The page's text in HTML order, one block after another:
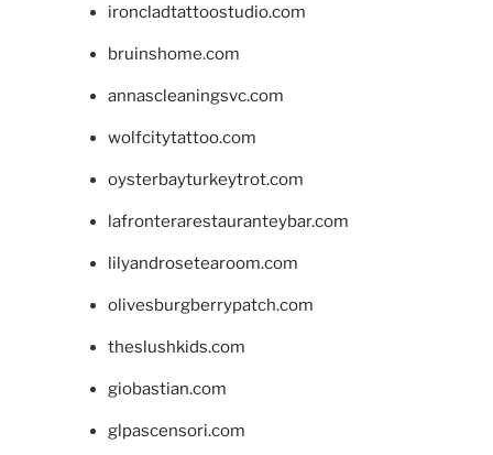
ironcladtattoostudio.com
bruinshome.com
annascleaningsvc.com
wolfcitytattoo.com
oysterbayturkeytrot.com
lafronterarestauranteybar.com
lilyandrosetearoom.com
olivesburgberrypatch.com
theslushkids.com
giobastian.com
glpascensori.com